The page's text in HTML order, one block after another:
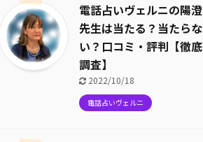
電話占いヴェルニの陽澄
先生は当たる？当たらな
い？口コミ・評判【徹底
調査】
2022/10/18
電話占いヴェルニ